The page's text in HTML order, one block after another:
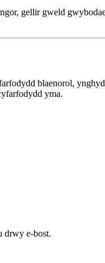
gellir gweld
blaenorol,
yma.
drwy e-bost.